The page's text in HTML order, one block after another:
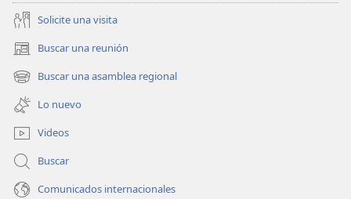
Solicite una visita
Buscar una reunión
(abre
una
nueva
ventana)
Buscar una asamblea regional
(abre
una
nueva
ventana)
Lo nuevo
Videos
Buscar
Comunicados internacionales